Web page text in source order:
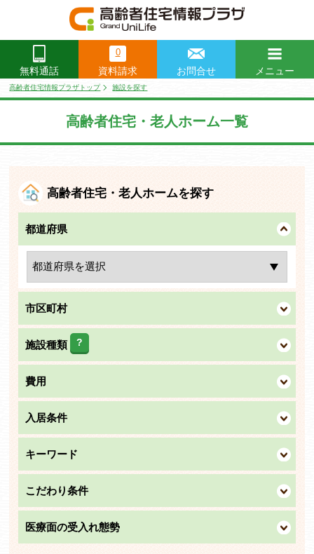
無料通話
0
資料請求 お問合せ
メニュー
高齢者住宅情報プラザトップ 施設を探す
高齢者住宅・老人ホーム一覧
高齢者住宅・老人ホームを探す
都道府県
市区町村
施設種類 ?
費用
入居条件
キーワード
こだわり条件
医療面の受入れ態勢